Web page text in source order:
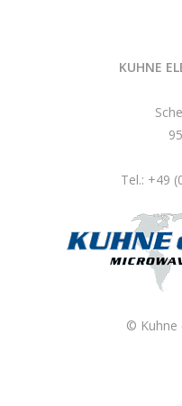
KUHNE
Tel.: +49
© Kuhne